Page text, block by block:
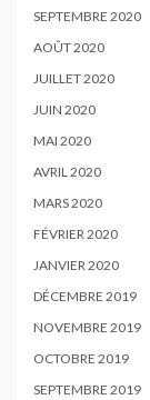
SEPTEMBRE 2020
AOÛT 2020
JUILLET 2020
JUIN 2020
MAI 2020
AVRIL 2020
MARS 2020
FÉVRIER 2020
JANVIER 2020
DÉCEMBRE 2019
NOVEMBRE 2019
OCTOBRE 2019
SEPTEMBRE 2019